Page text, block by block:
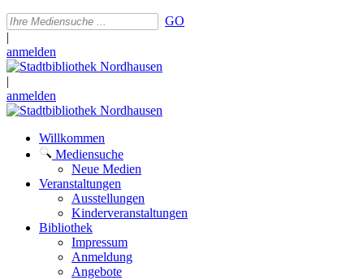
GO
|
anmelden
|
anmelden
Willkommen
Mediensuche
Neue Medien
Veranstaltungen
Ausstellungen
Kinderveranstaltungen
Bibliothek
Impressum
Anmeldung
Angebote